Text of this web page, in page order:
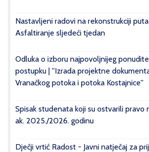
Nastavljeni radovi na rekonstrukciji
Asfaltiranje sljedeći tjedan
Odluka o izboru najpovoljnijeg
postupku | ''Izrada projektne
Vranačkog potoka i potoka Kostajnice''
Spisak studenata koji su ostvarili pravo
ak. 2025./2026. godinu
Dječji vrtić Radost - Javni natječaj za